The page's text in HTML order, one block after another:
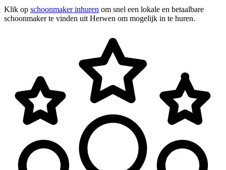
Klik op schoonmaker inhuren om snel een lokale en betaalbare
schoonmaker te vinden uit Herwen om mogelijk in te huren.